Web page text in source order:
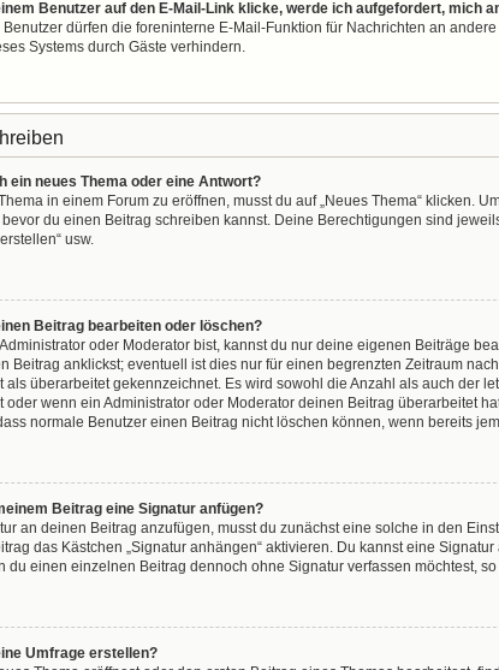
Benutzer auf den E-Mail-Link klicke, werde ich aufgefordert, mich
Benutzer dürfen die foreninterne E-Mail-Funktion für Nachrichten an
Systems durch Gäste verhindern.
ein neues Thema oder eine Antwort?
in einem Forum zu eröffnen, musst du auf „Neues Thema“ klicken.
du einen Beitrag schreiben kannst. Deine Berechtigungen sind
usw.
Beitrag bearbeiten oder löschen?
oder Moderator bist, kannst du nur deine eigenen Beiträge
Beitrag anklickst; eventuell ist dies nur für einen begrenzten Zeitraum
als überarbeitet gekennzeichnet. Es wird sowohl die Anzahl als auch der
oder wenn ein Administrator oder Moderator deinen Beitrag überarbeitet
normale Benutzer einen Beitrag nicht löschen können, wenn bereits
Beitrag eine Signatur anfügen?
an deinen Beitrag anzufügen, musst du zunächst eine solche in den
das Kästchen „Signatur anhängen“ aktivieren. Du kannst eine
du einen einzelnen Beitrag dennoch ohne Signatur verfassen möchtest,
Umfrage erstellen?